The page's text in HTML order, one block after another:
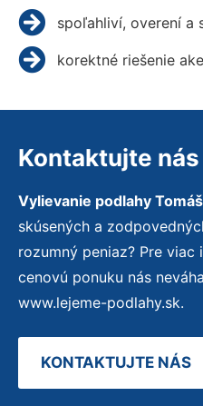
spoľahliví, overení a
korektné riešenie
Kontaktujte nás
Vylievanie podlahy
skúsených a
rozumný peniaz? Pre
cenovú ponuku nás
www.lejeme-podlahy.sk.
KONTAKTUJTE NÁS